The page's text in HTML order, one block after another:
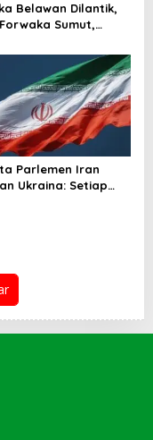
Belawan Dilantik,
Sumut,
Wartawan
Hukum Kejari
Parlemen Iran
Ukraina: Setiap